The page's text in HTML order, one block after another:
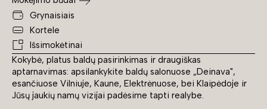
Kokybė, platus baldų pasirinkimas ir draugiškas
aptarnavimas: apsilankykite baldų salonuose „Deinava",
esančiuose Vilniuje, Kaune, Elektrėnuose, bei Klaipėdoje ir
Jūsų jaukių namų vizijai padėsime tapti realybe.
Grynaisiais
Kortele
Išsimokėtinai